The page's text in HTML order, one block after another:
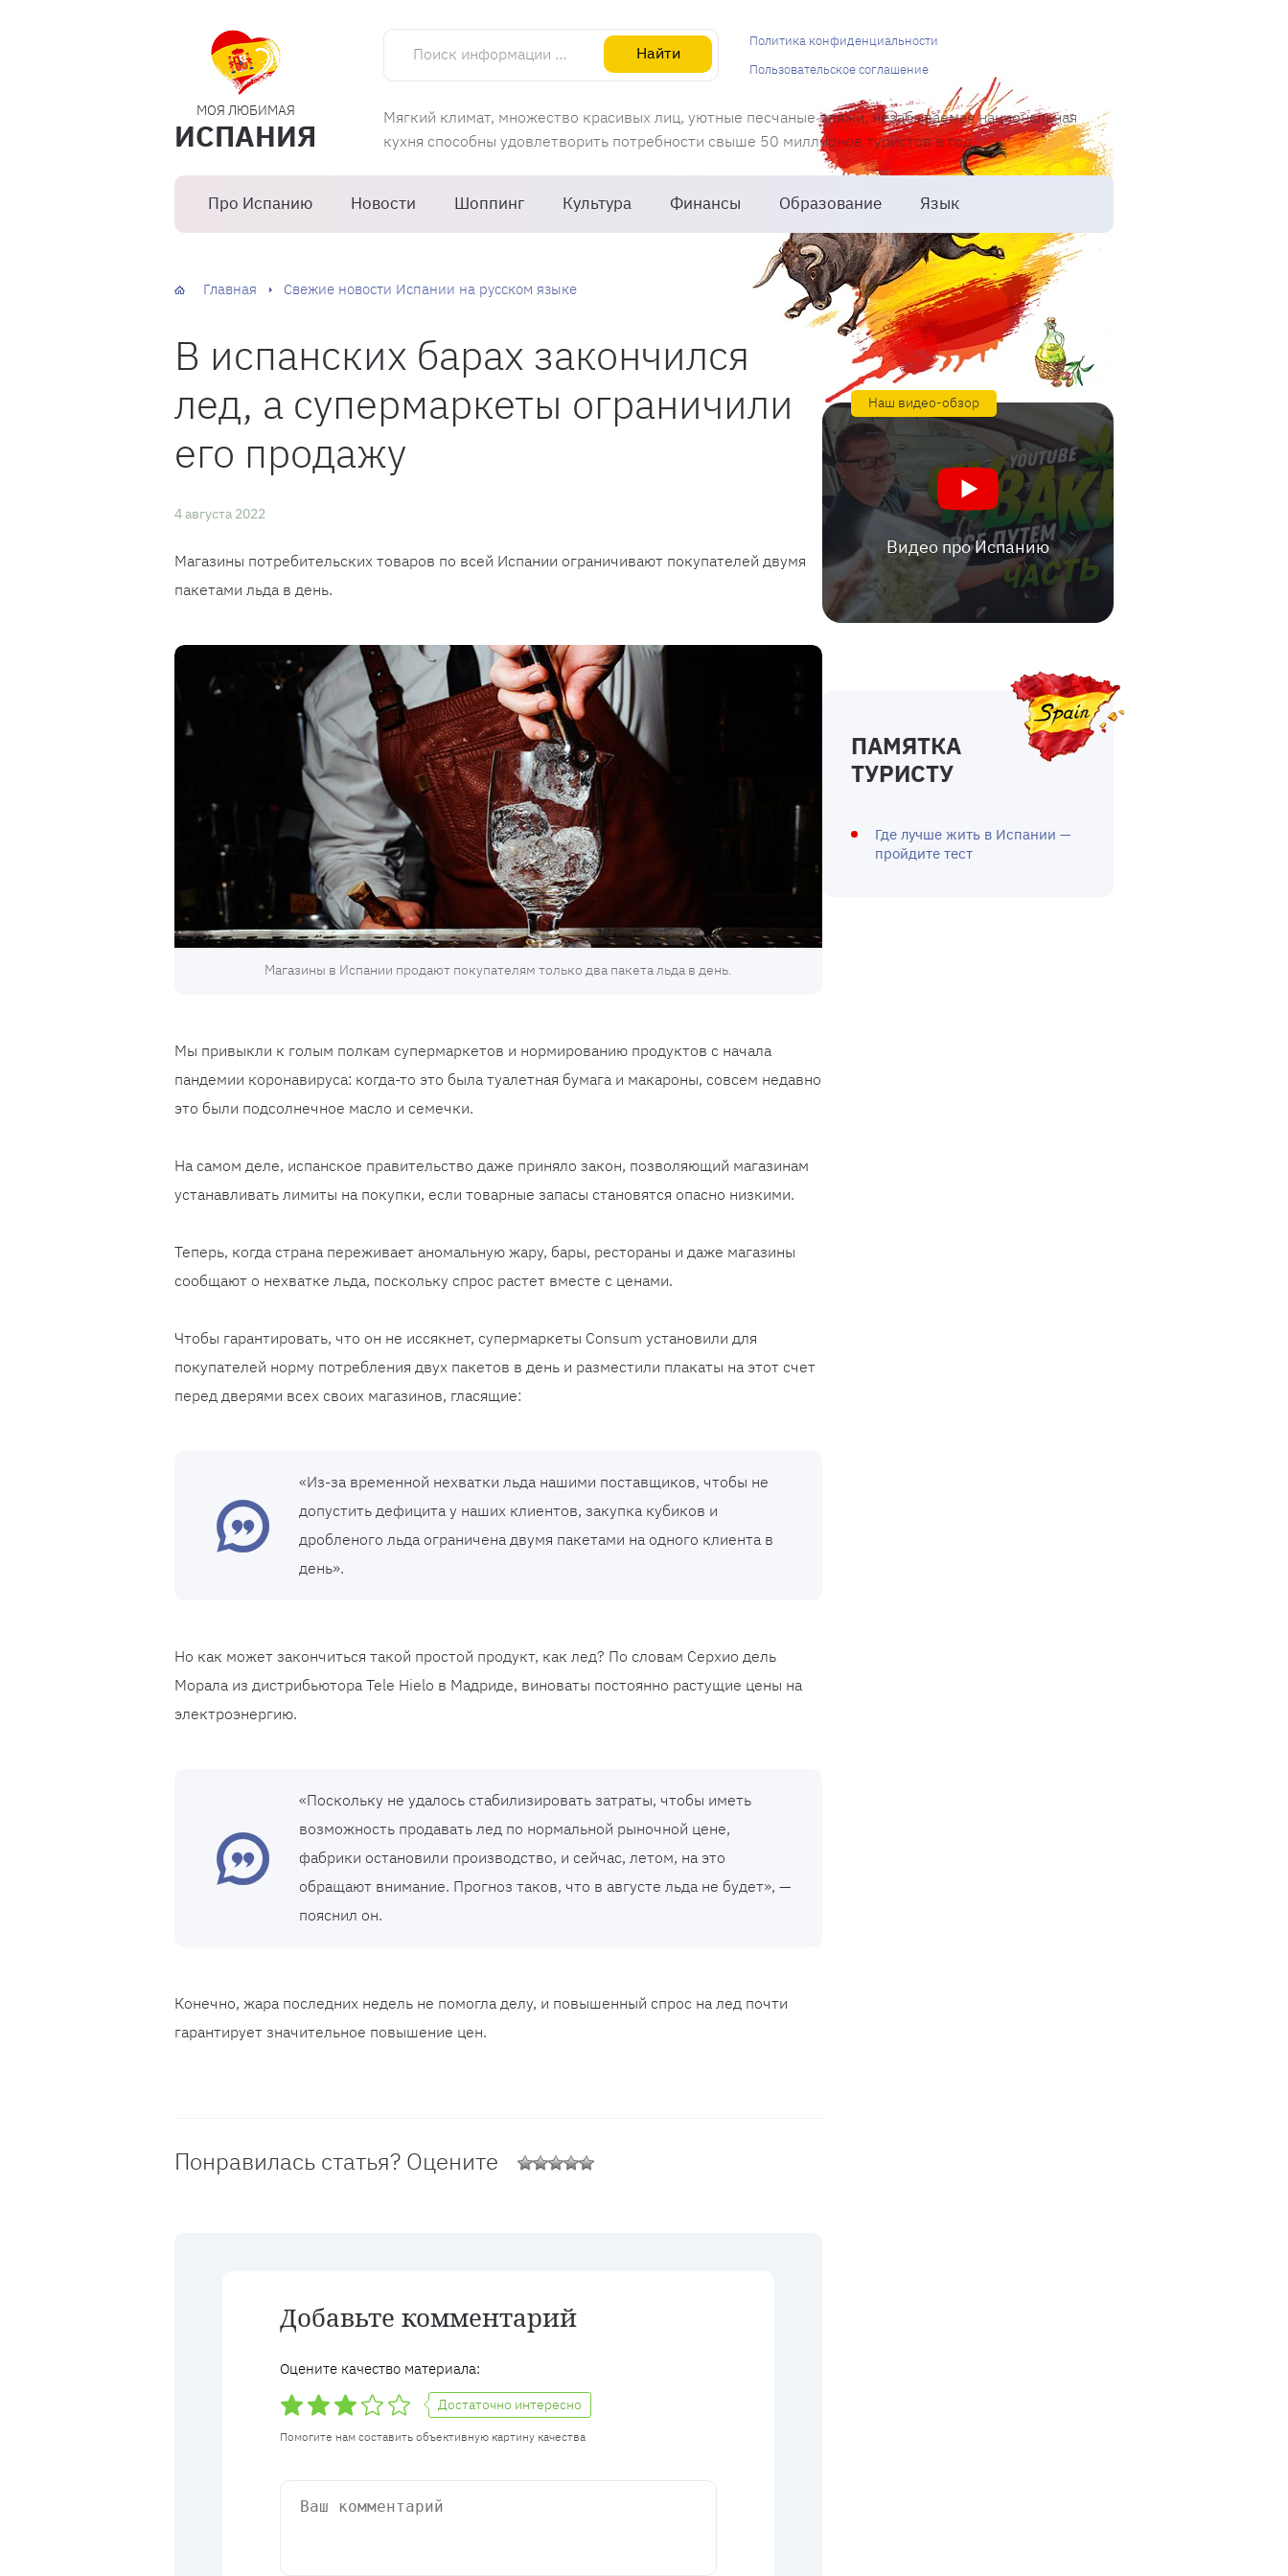
МОЯ ЛЮБИМАЯ
ИСПАНИЯ
Поиск информации об Испании
Найти
Мягкий климат, множество красивых лиц, уютные песчаные пляжи, незабываемая национальная
кухня способны удовлетворить потребности свыше 50 миллионов туристов в год.
Про Испанию Новости Шоппинг Культура Финансы Образование Язык
Политика конфиденциальности
Пользовательское соглашение
Главная Свежие новости Испании на русском языке
В испанских барах закончился
лед, а супермаркеты ограничили
его продажу
4 августа 2022
Магазины потребительских товаров по всей Испании ограничивают покупателей двумя
пакетами льда в день.
Магазины в Испании продают покупателям только два пакета льда в день.
Мы привыкли к голым полкам супермаркетов и нормированию продуктов с начала
пандемии коронавируса: когда-то это была туалетная бумага и макароны, совсем недавно
это были подсолнечное масло и семечки.
На самом деле, испанское правительство даже приняло закон, позволяющий магазинам
устанавливать лимиты на покупки, если товарные запасы становятся опасно низкими.
Теперь, когда страна переживает аномальную жару, бары, рестораны и даже магазины
сообщают о нехватке льда, поскольку спрос растет вместе с ценами.
Чтобы гарантировать, что он не иссякнет, супермаркеты Consum установили для
покупателей норму потребления двух пакетов в день и разместили плакаты на этот счет
перед дверями всех своих магазинов, гласящие:
«Из-за временной нехватки льда нашими поставщиков, чтобы не
допустить дефицита у наших клиентов, закупка кубиков и
дробленого льда ограничена двумя пакетами на одного клиента в
день».
Но как может закончиться такой простой продукт, как лед? По словам Серхио дель
Морала из дистрибьютора Tele Hielo в Мадриде, виноваты постоянно растущие цены на
электроэнергию.
«Поскольку не удалось стабилизировать затраты, чтобы иметь
возможность продавать лед по нормальной рыночной цене,
фабрики остановили производство, и сейчас, летом, на это
обращают внимание. Прогноз таков, что в августе льда не будет», —
пояснил он.
Конечно, жара последних недель не помогла делу, и повышенный спрос на лед почти
гарантирует значительное повышение цен.
Понравилась статья? Оцените
Добавьте комментарий
Оцените качество материала:
Достаточно интересно
Помогите нам составить объективную картину качества
Наш видео-обзор
Видео про Испанию
ПАМЯТКА
ТУРИСТУ
Где лучше жить в Испании —
пройдите тест